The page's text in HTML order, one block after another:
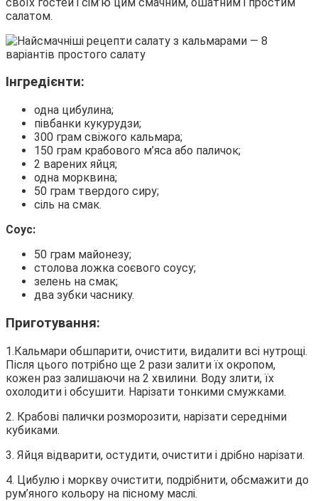
салатом.
Інгредієнти:
одна цибулина;
півбанки кукурудзи;
300 грам свіжого кальмара;
150 грам крабового м’яса або паличок;
2 варених яйця;
одна морквина;
50 грам твердого сиру;
сіль на смак.
Соус:
50 грам майонезу;
столова ложка соєвого соусу;
зелень на смак;
два зубки часнику.
Приготування:
1.Кальмари обшпарити, очистити, видалити всі нутрощі.
Після цього потрібно ще 2 рази залити їх окропом,
кожен раз залишаючи на 2 хвилини. Воду злити, їх
охолодити і обсушити. Нарізати тонкими смужками.
2. Крабові палички розморозити, нарізати середніми
кубиками.
3. Яйця відварити, остудити, очистити і дрібно нарізати.
4. Цибулю і моркву очистити, подрібнити, обсмажити до
рум’яного кольору на пісному маслі.